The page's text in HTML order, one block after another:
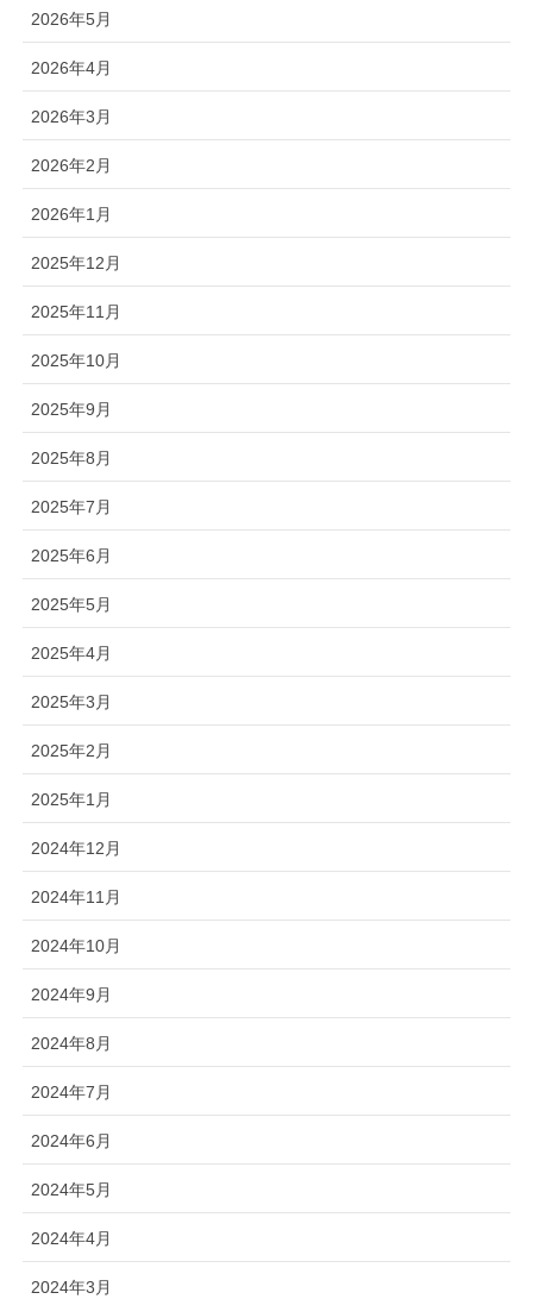
2026年5月
2026年4月
2026年3月
2026年2月
2026年1月
2025年12月
2025年11月
2025年10月
2025年9月
2025年8月
2025年7月
2025年6月
2025年5月
2025年4月
2025年3月
2025年2月
2025年1月
2024年12月
2024年11月
2024年10月
2024年9月
2024年8月
2024年7月
2024年6月
2024年5月
2024年4月
2024年3月